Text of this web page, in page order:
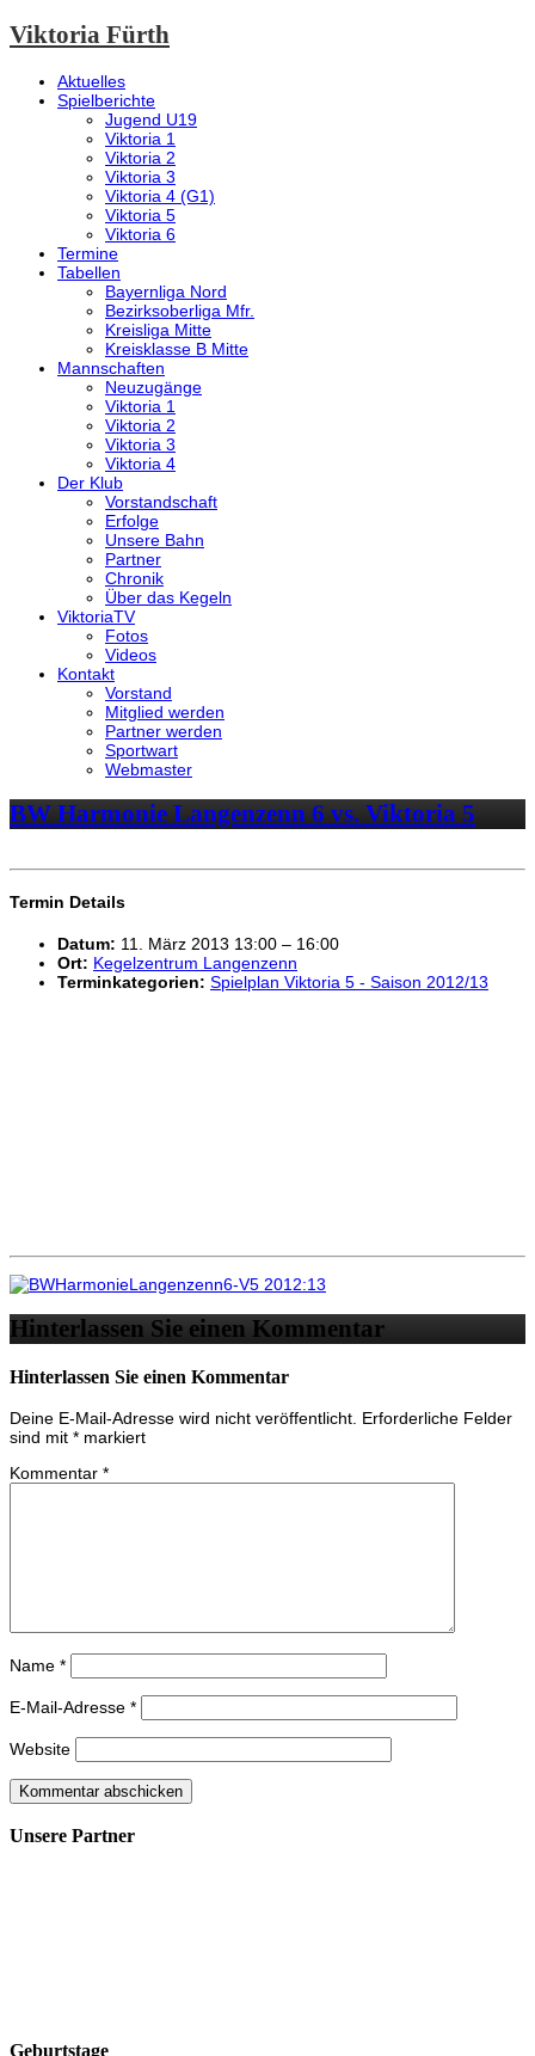
Viktoria Fürth
Aktuelles
Spielberichte
Jugend U19
Viktoria 1
Viktoria 2
Viktoria 3
Viktoria 4 (G1)
Viktoria 5
Viktoria 6
Termine
Tabellen
Bayernliga Nord
Bezirksoberliga Mfr.
Kreisliga Mitte
Kreisklasse B Mitte
Mannschaften
Neuzugänge
Viktoria 1
Viktoria 2
Viktoria 3
Viktoria 4
Der Klub
Vorstandschaft
Erfolge
Unsere Bahn
Partner
Chronik
Über das Kegeln
ViktoriaTV
Fotos
Videos
Kontakt
Vorstand
Mitglied werden
Partner werden
Sportwart
Webmaster
BW Harmonie Langenzenn 6 vs. Viktoria 5
Termin Details
Datum: 11. März 2013 13:00 – 16:00
Ort: Kegelzentrum Langenzenn
Terminkategorien: Spielplan Viktoria 5 - Saison 2012/13
Hinterlassen Sie einen Kommentar
Hinterlassen Sie einen Kommentar
Deine E-Mail-Adresse wird nicht veröffentlicht. Erforderliche Felder
sind mit * markiert
Kommentar *
Name *
E-Mail-Adresse *
Website
Unsere Partner
Geburtstage